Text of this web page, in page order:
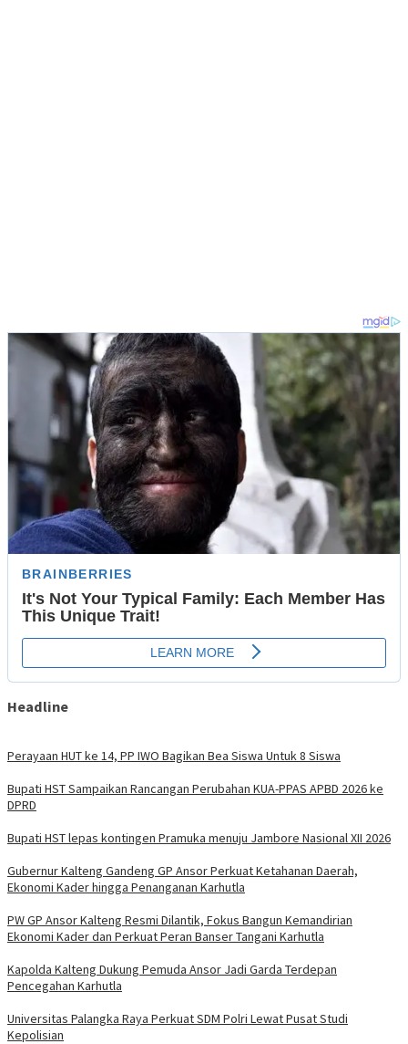
Headline
Perayaan HUT ke 14, PP IWO Bagikan Bea Siswa Untuk 8 Siswa
Bupati HST Sampaikan Rancangan Perubahan KUA-PPAS APBD 2026 ke
DPRD
Bupati HST lepas kontingen Pramuka menuju Jambore Nasional XII 2026
Gubernur Kalteng Gandeng GP Ansor Perkuat Ketahanan Daerah,
Ekonomi Kader hingga Penanganan Karhutla
PW GP Ansor Kalteng Resmi Dilantik, Fokus Bangun Kemandirian
Ekonomi Kader dan Perkuat Peran Banser Tangani Karhutla
Kapolda Kalteng Dukung Pemuda Ansor Jadi Garda Terdepan
Pencegahan Karhutla
Universitas Palangka Raya Perkuat SDM Polri Lewat Pusat Studi
Kepolisian